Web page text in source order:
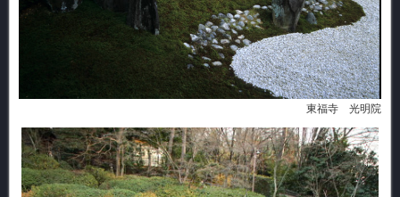
東福寺 光明院